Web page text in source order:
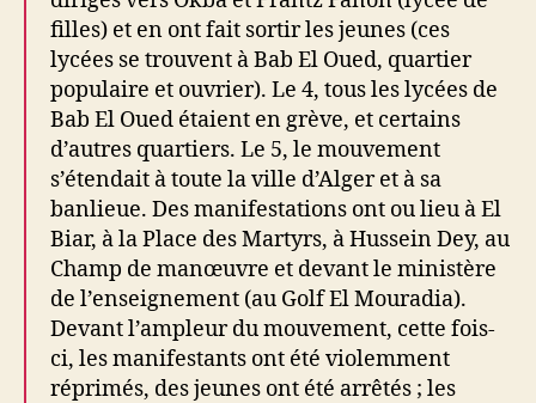
filles) et en ont fait sortir les jeunes (ces
lycées se trouvent à Bab El Oued, quartier
populaire et ouvrier). Le 4, tous les lycées de
Bab El Oued étaient en grève, et certains
d’autres quartiers. Le 5, le mouvement
s’étendait à toute la ville d’Alger et à sa
banlieue. Des manifestations ont ou lieu à El
Biar, à la Place des Martyrs, à Hussein Dey, au
Champ de manœuvre et devant le ministère
de l’enseignement (au Golf El Mouradia).
Devant l’ampleur du mouvement, cette fois-
ci, les manifestants ont été violemment
réprimés, des jeunes ont été arrêtés ; les